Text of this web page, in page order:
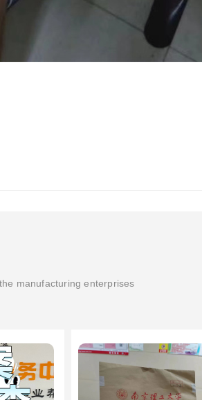
manufacturing enterprises